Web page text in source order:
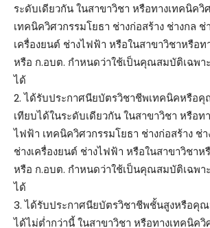
ระดับเดียวกัน ในสาขาวิชา หรือทางเทคนิค
เทคนิควิศวกรรมโยธา ช่างก่อสร้าง ช่างกล ช่
เครื่องยนต์ ช่างไฟฟ้า หรือในสาขาวิชาหรือท
หรือ ก.อบต. กำหนดว่าใช้เป็นคุณสมบัติเฉพ
ได้
2. ได้รับประกาศนียบัตรวิชาชีพเทคนิคหรือ
เทียบได้ในระดับเดียวกัน ในสาขาวิชา หรือท
ไฟฟ้า เทคนิควิศวกรรมโยธา ช่างก่อสร้าง ช่า
ช่างเครื่องยนต์ ช่างไฟฟ้า หรือในสาขาวิชาห
หรือ ก.อบต. กำหนดว่าใช้เป็นคุณสมบัติเฉพ
ได้
3. ได้รับประกาศนียบัตรวิชาชีพชั้นสูงหรือคุ
ได้ไม่ต่ำกว่านี้ ในสาขาวิชา หรือทางเทคนิค